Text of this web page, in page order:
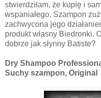
stwierdziłam, że kupię i
wspaniałego. Szampon
zachwycona jego
produkt własny Biedronki.
dobrze jak słynny Batiste?
Dry Shampoo
Suchy szampon, Original